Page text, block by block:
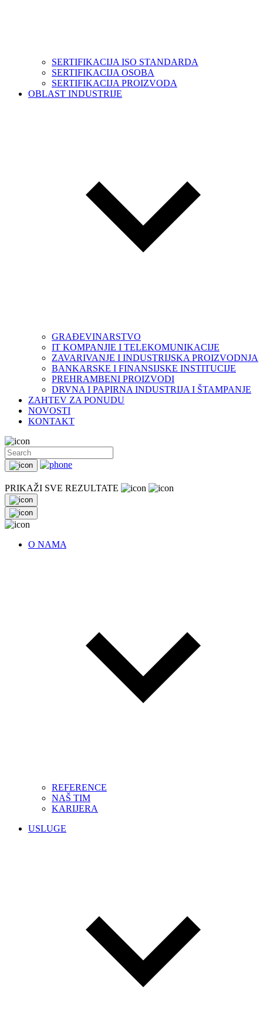
SERTIFIKACIJA ISO STANDARDA
SERTIFIKACIJA OSOBA
SERTIFIKACIJA PROIZVODA
OBLAST INDUSTRIJE
GRAĐEVINARSTVO
IT KOMPANJIE I TELEKOMUNIKACIJE
ZAVARIVANJE I INDUSTRIJSKA PROIZVODNJA
BANKARSKE I FINANSIJSKE INSTITUCIJE
PREHRAMBENI PROIZVODI
DRVNA I PAPIRNA INDUSTRIJA I ŠTAMPANJE
ZAHTEV ZA PONUDU
NOVOSTI
KONTAKT
PRIKAŽI SVE REZULTATE
O NAMA
REFERENCE
NAŠ TIM
KARIJERA
USLUGE